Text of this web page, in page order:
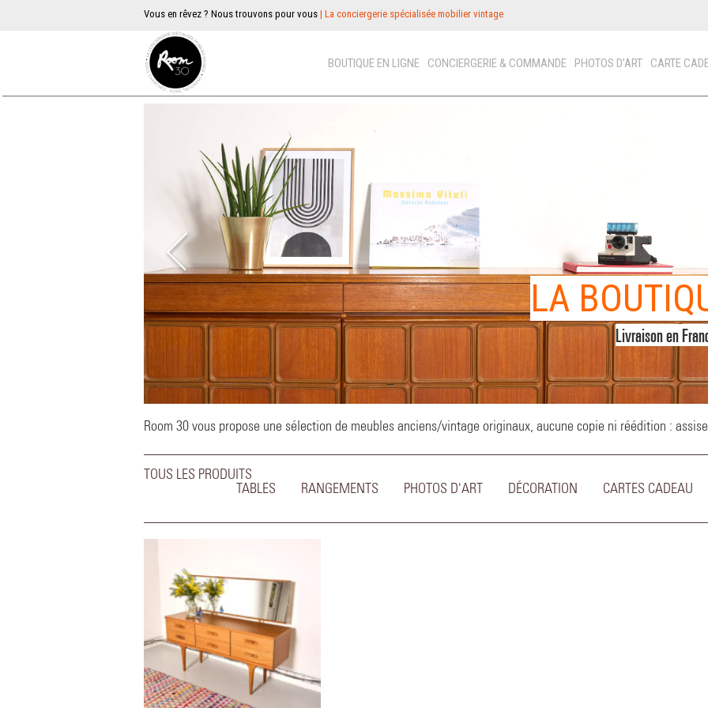
Vous en rêvez ? Nous trouvons pour vous | La conciergerie spécialisée mobilier vintage
BOUTIQUE EN LIGNE CONCIERGERIE & COMMANDE PHOTOS D’ART CARTE
LA
Livraison en
–
LA
Room 30 vous propose une sélection de meubles anciens/vintage originaux, aucune copie ni réédition :
TOUS LES PRODUITS
CARTES CADEAU
DÉCORATION
PHOTOS D'ART
RANGEMENTS
TABLES